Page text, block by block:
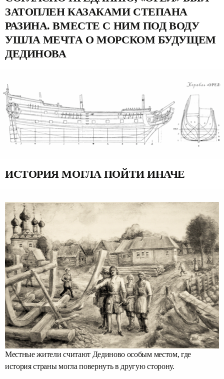
ЗАТОПЛЕН КАЗАКАМИ СТЕПАНА
РАЗИНА. ВМЕСТЕ С НИМ ПОД ВОДУ
УШЛА МЕЧТА О МОРСКОМ БУДУЩЕМ
ДЕДИНОВА
ИСТОРИЯ МОГЛА ПОЙТИ ИНАЧЕ
Местные жители считают Дединово особым местом, где
история страны могла повернуть в другую сторону.